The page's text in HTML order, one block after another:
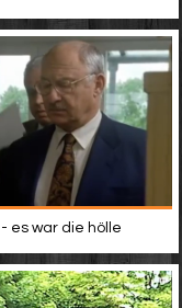
es war die hölle